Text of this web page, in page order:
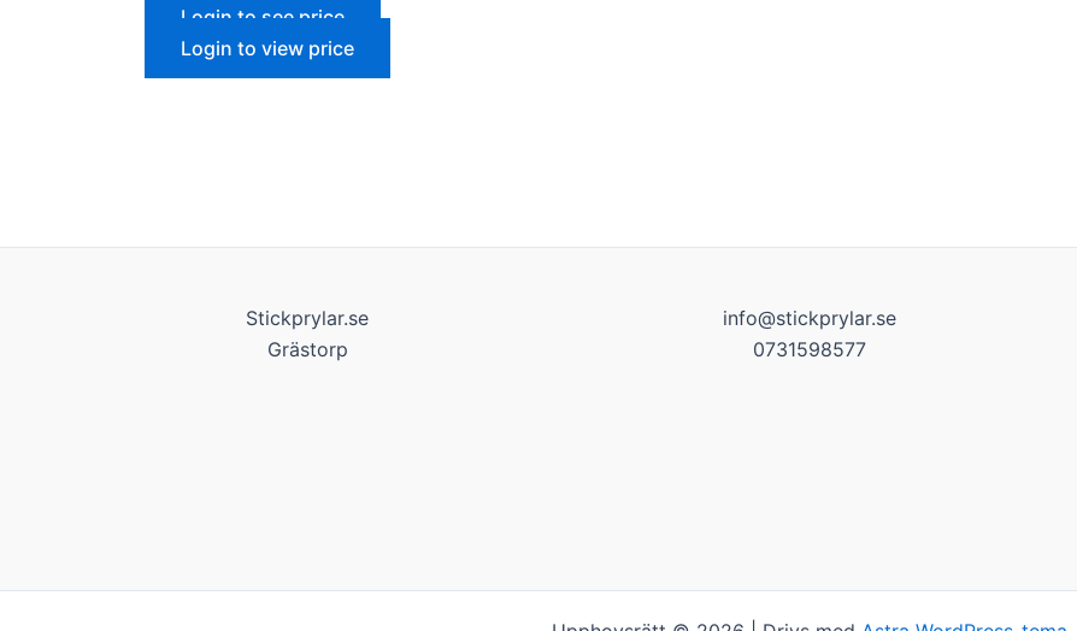
Login to see price
Login to view price
Stickprylar.se
Grästorp
info@stickprylar.se
0731598577